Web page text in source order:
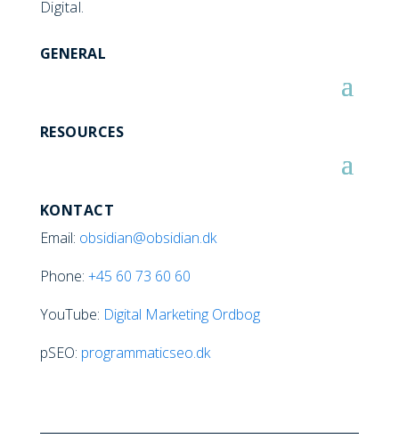
Digital.
GENERAL
RESOURCES
KONTACT
Email: obsidian@obsidian.dk
Phone: +45 60 73 60 60
YouTube: Digital Marketing Ordbog
pSEO: programmaticseo.dk